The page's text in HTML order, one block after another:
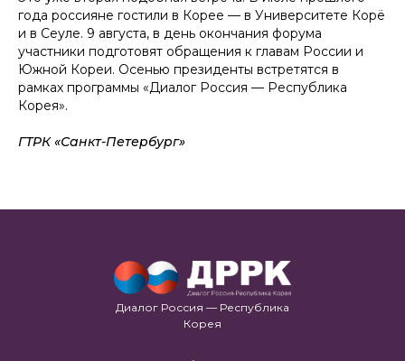
года россияне гостили в Корее — в Университете Корё
и в Сеуле. 9 августа, в день окончания форума
участники подготовят обращения к главам России и
Южной Кореи. Осенью президенты встретятся в
рамках программы «Диалог Россия — Республика
Корея».
ГТРК «Санкт-Петербург»
Диалог Россия — Республика
Корея